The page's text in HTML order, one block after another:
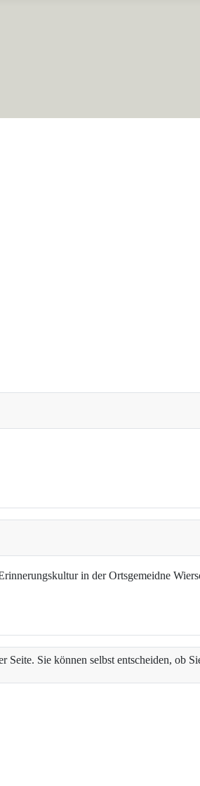
in der Ortsgemeidne
Sie können selbst entscheiden, ob